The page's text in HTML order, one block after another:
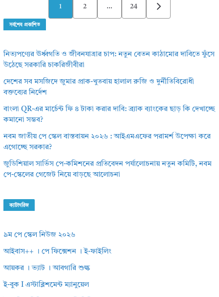
1 2 … 24
সর্বশেষ প্রকাশিত
নিত্যপণ্যের ঊর্ধ্বগতি ও জীবনযাত্রার চাপ: নতুন বেতন কাঠামোর দাবিতে ফুঁসে
উঠেছে সরকারি চাকরিজীবীরা
দেশের সব মসজিদে জুমার প্রাক-খুতবায় হালাল রুজি ও দুর্নীতিবিরোধী
বক্তব্যের নির্দেশ
বাংলা QR-এর মার্চেন্ট ফি ৪ টাকা করার দাবি: ব্র্যাক ব্যাংকের ছাড় কি দেখাচ্ছে
কমানো সম্ভব?
নবম জাতীয় পে স্কেল বাস্তবায়ন ২০২৬ : আইএমএফের পরামর্শ উপেক্ষা করে
এগোচ্ছে সরকার?
জুডিশিয়াল সার্ভিস পে-কমিশনের প্রতিবেদন পর্যালোচনায় নতুন কমিটি, নবম
পে-স্কেলের গেজেট নিয়ে বাড়ছে আলোচনা
ক্যাটাগরিজ
৯ম পে স্কেল নিউজ ২০২৬
আইবাস++ । পে ফিক্সেশন । ই-ফাইলিং
আয়কর । ভ্যাট । আবগারি শুল্ক
ই-বুক I এস্টাব্লিশমেন্ট ম্যানুয়েল